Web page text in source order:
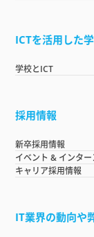
ICTを活用した
学校とICT
採用情報
新卒採用情報
イベント & インタ
キャリア採用情報
IT業界の動向や